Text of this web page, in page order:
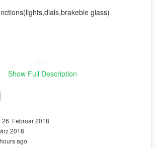
glass)
savanna
on steer
Show Full Description
26. Februar 2018
2018
ago